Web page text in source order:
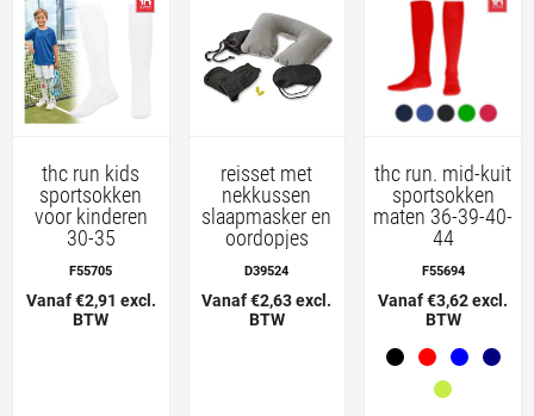
thc run kids
sportsokken
voor kinderen
30-35
F55705
Vanaf €2,91 excl.
BTW
reisset met
nekkussen
slaapmasker en
oordopjes
D39524
Vanaf €2,63 excl.
BTW
thc run. mid-kuit
sportsokken
maten 36-39-40-
44
F55694
Vanaf €3,62 excl.
BTW